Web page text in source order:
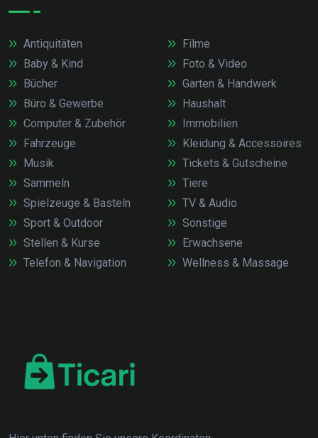
Antiquitäten
Baby & Kind
Bücher
Büro & Gewerbe
Computer & Zubehör
Fahrzeuge
Filme
Foto & Video
Garten & Handwerk
Haushalt
Immobilien
Kleidung & Accessoires
Musik
Sammeln
Spielzeuge & Basteln
Sport & Outdoor
Stellen & Kurse
Telefon & Navigation
Tickets & Gutscheine
Tiere
TV & Audio
Sonstige
Erwachsene
Wellness & Massage